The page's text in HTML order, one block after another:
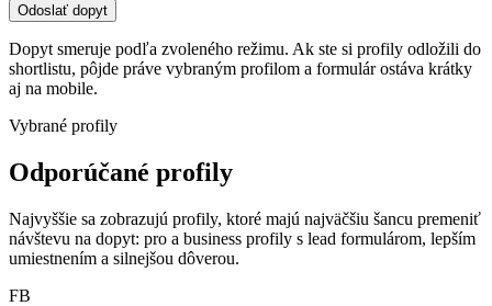
Odoslať dopyt
Dopyt smeruje podľa zvoleného režimu. Ak ste si profily odložili do
shortlistu, pôjde práve vybraným profilom a formulár ostáva krátky
aj na mobile.
Vybrané profily
Odporúčané profily
Najvyššie sa zobrazujú profily, ktoré majú najväčšiu šancu premeniť
návštevu na dopyt: pro a business profily s lead formulárom, lepším
umiestnením a silnejšou dôverou.
FB